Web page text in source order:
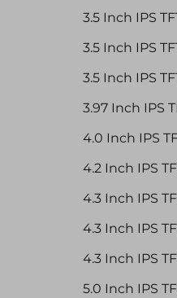
3.5 Inch IPS
3.5 Inch IPS
3.5 Inch IPS
3.97 Inch IPS
4.0 Inch IPS
4.2 Inch IPS
4.3 Inch IPS
4.3 Inch IPS
4.3 Inch IPS
5.0 Inch IPS